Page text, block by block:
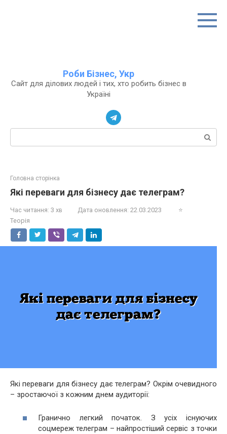
Роби Бізнес, Укр
Сайт для ділових людей і тих, хто робить бізнес в
Україні
Головна сторінка
Які переваги для бізнесу дає телеграм?
Час читання: 3 хв Дата оновлення: 22.03.2023
⭐
Теорія
Які переваги для бізнесу дає телеграм? Окрім очевидного
– зростаючої з кожним днем аудиторії:
Гранично легкий початок. З усіх існуючих
соцмереж телеграм – найпростіший сервіс з точки